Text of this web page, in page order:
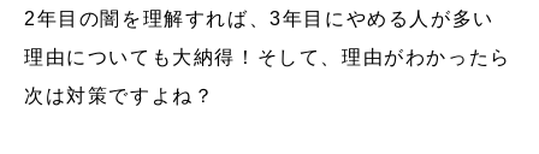
2年目の闇を理解すれば、3年目にやめる人が多い
理由についても大納得！そして、理由がわかったら
次は対策ですよね？